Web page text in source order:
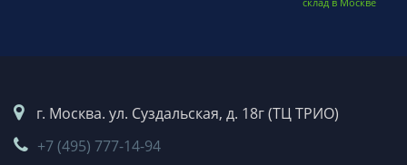
г. Москва. ул. Суздальская, д. 18г (ТЦ ТРИО)
+7 (495) 777-14-94